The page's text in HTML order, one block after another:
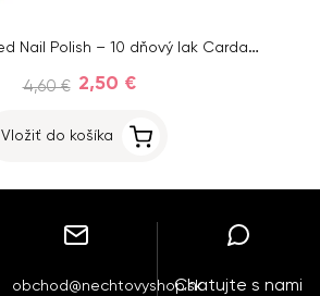
UpTo X Extended Nail Polish – 10 dňový lak Cardamom, 9ml
4,60 € 2,50 €
Vložiť do košíka
obchod@nechtovyshop.skChatujte s nami